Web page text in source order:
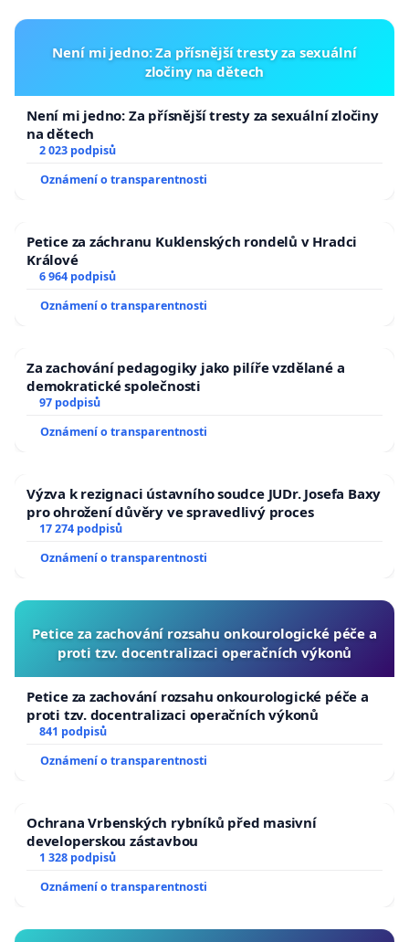
Není mi jedno: Za přísnější tresty za sexuální
zločiny na dětech
Není mi jedno: Za přísnější tresty za sexuální zločiny
na dětech
2 023 podpisů
Oznámení o transparentnosti
Petice za záchranu Kuklenských rondelů v Hradci
Králové
6 964 podpisů
Oznámení o transparentnosti
Za zachování pedagogiky jako pilíře vzdělané a
demokratické společnosti
97 podpisů
Oznámení o transparentnosti
Výzva k rezignaci ústavního soudce JUDr. Josefa Baxy
pro ohrožení důvěry ve spravedlivý proces
17 274 podpisů
Oznámení o transparentnosti
Petice za zachování rozsahu onkourologické péče a
proti tzv. docentralizaci operačních výkonů
Petice za zachování rozsahu onkourologické péče a
proti tzv. docentralizaci operačních výkonů
841 podpisů
Oznámení o transparentnosti
Ochrana Vrbenských rybníků před masivní
developerskou zástavbou
1 328 podpisů
Oznámení o transparentnosti